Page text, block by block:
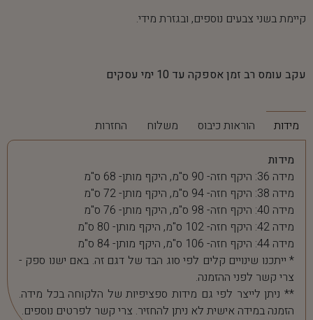
קיימת בשני צבעים נוספים, ובגזרת מידי.
עקב עומס רב זמן אספקה עד 10 ימי עסקים
מידות הוראות כיבוס משלוח החזרות
מידות
מידה 36: היקף חזה- 90 ס"מ, היקף מותן- 68 ס"מ
מידה 38: היקף חזה- 94 ס"מ, היקף מותן- 72 ס"מ
מידה 40: היקף חזה- 98 ס"מ, היקף מותן- 76 ס"מ
מידה 42: היקף חזה- 102 ס"מ, היקף מותן- 80 ס"מ
מידה 44: היקף חזה- 106 ס"מ, היקף מותן- 84 ס"מ
* ייתכנו שינויים קלים לפי סוג הבד של דגם זה. באם ישנו ספק -
צרי קשר לפני ההזמנה.
** ניתן לייצר לפי גם מידות ספציפיות של הלקוחה בכל מידה.
הזמנה במידה אישית לא ניתן להחזיר. צרי קשר לפרטים נוספים.